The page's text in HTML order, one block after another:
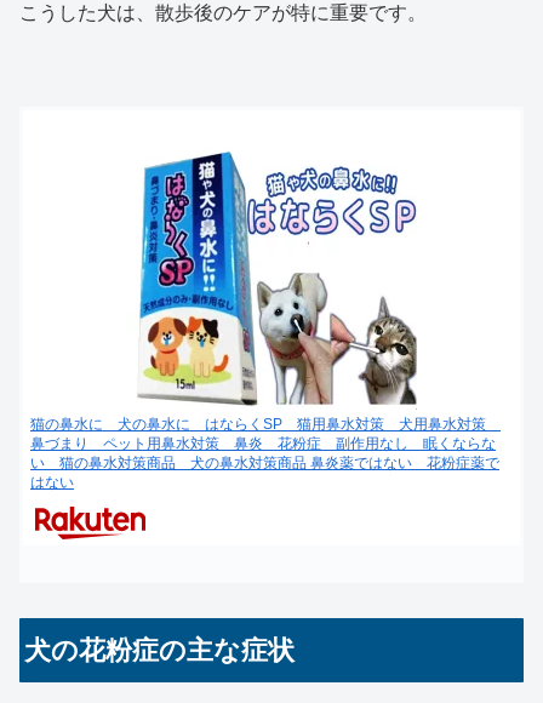
こうした犬は、散歩後のケアが特に重要です。
猫の鼻水に 犬の鼻水に はならくSP 猫用鼻水対策 犬用鼻水対策
鼻づまり ペット用鼻水対策 鼻炎 花粉症 副作用なし 眠くならな
い 猫の鼻水対策商品 犬の鼻水対策商品 鼻炎薬ではない 花粉症薬で
はない
犬の花粉症の主な症状